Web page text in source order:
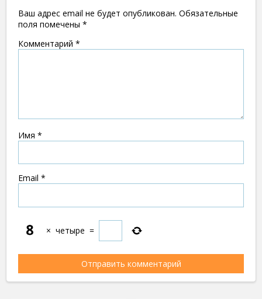
Ваш адрес email не будет опубликован. Обязательные
поля помечены *
Комментарий *
Имя *
Email *
× четыре =